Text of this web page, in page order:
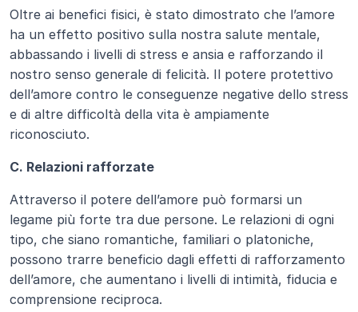
Oltre ai benefici fisici, è stato dimostrato che l’amore
ha un effetto positivo sulla nostra salute mentale,
abbassando i livelli di stress e ansia e rafforzando il
nostro senso generale di felicità. Il potere protettivo
dell’amore contro le conseguenze negative dello stress
e di altre difficoltà della vita è ampiamente
riconosciuto.
C. Relazioni rafforzate
Attraverso il potere dell’amore può formarsi un
legame più forte tra due persone. Le relazioni di ogni
tipo, che siano romantiche, familiari o platoniche,
possono trarre beneficio dagli effetti di rafforzamento
dell’amore, che aumentano i livelli di intimità, fiducia e
comprensione reciproca.